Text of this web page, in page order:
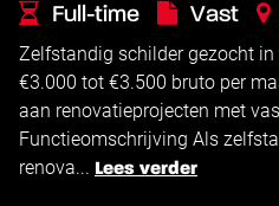
Full-time Vast
€3.000 - €3.500
Zelfstandig schilder gezocht
€3.000 tot €3.500 bruto per
aan renovatieprojecten met
Functieomschrijving Als
renova... Lees verder